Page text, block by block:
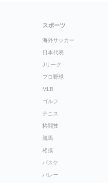
スポーツ
海外サッカー
日本代表
Jリーグ
プロ野球
MLB
ゴルフ
テニス
格闘技
競馬
相撲
バスケ
バレー